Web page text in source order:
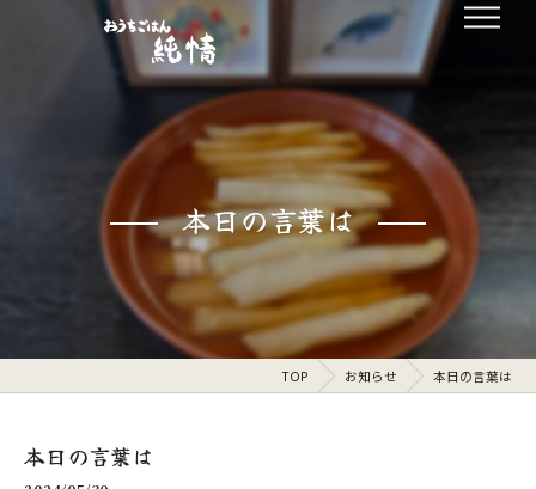
本日の言葉は
TOP お知らせ 本日の言葉は
本日の言葉は